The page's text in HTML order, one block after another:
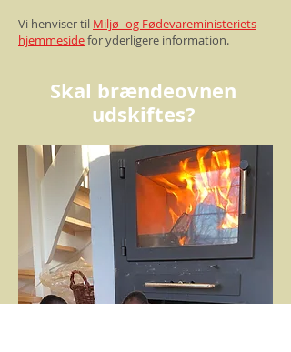
Vi henviser til Miljø- og Fødevareministeriets
hjemmesidefor yderligere information.
Skal brændeovnen
udskiftes?